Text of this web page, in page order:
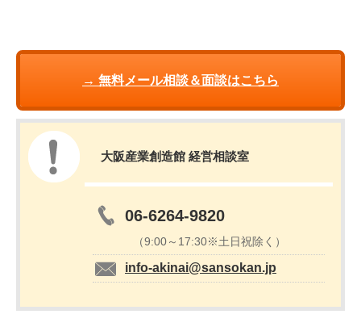
→ 無料メール相談＆面談はこちら
大阪産業創造館 経営相談室
06-6264-9820
（9:00～17:30※土日祝除く）
info-akinai@sansokan.jp